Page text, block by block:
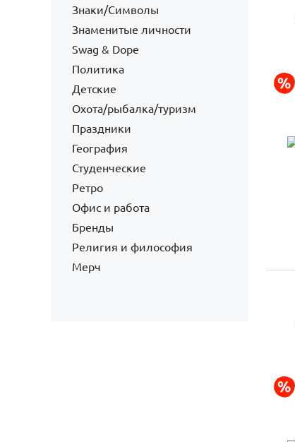
Знаки/Символы
Знаменитые личности
Swag & Dope
Политика
Детские
Охота/рыбалка/туризм
Праздники
География
Студенческие
Ретро
Офис и работа
Бренды
Религия и философия
Мерч